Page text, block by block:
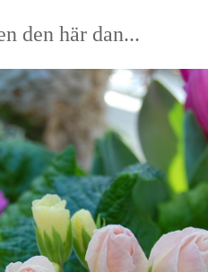
den här dan...